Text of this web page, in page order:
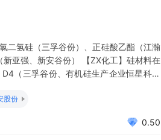
二氢硅（三孚谷份）、正硅酸乙酯（江瀚
亚强、新安谷份） 【ZX化工】硅材料在
三孚谷份、有机硅生产企业恒星科技
股份
0.50